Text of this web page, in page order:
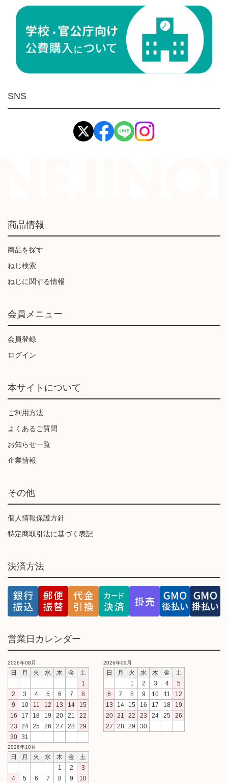
ケミカル製品
荷役伝導
環境安全用品
イマオ製品(IMAO)
工業資材(栃木屋)
SNS
商品情報
商品を探す
ねじ検索
ねじに関する情報
会員メニュー
会員登録
ログイン
本サイトについて
ご利用方法
よくあるご質問
お知らせ一覧
企業情報
その他
個人情報保護方針
特定商取引法に基づく表記
決済方法
営業日カレンダー
2026年08月
日 月 火 水 木 金
土
1
2
3 4 5 6 7
8
9
10 11 12 13 14
15
16
17 18 19 20 21
22
23
24 25 26 27 28
29
30
31
2026年09月
日 月 火 水 木 金
土
1
2 3 4
5
6
7 8 9 10 11
12
13
14 15 16 17 18
19
20
21 22 23 24 25
26
27
28 29 30
2026年10月
日 月 火 水 木 金
土
1
2
3
4
5 6 7 8 9 10